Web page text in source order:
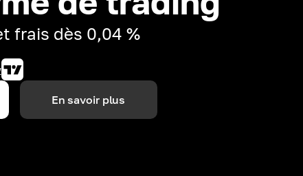
frais dès 0,04 %
En savoir plus